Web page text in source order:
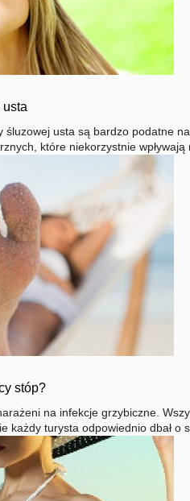
śluzowej usta są bardzo podatne
które niekorzystnie wpływają
stóp?
na infekcje grzybiczne.
każdy turysta odpowiednio dbał o